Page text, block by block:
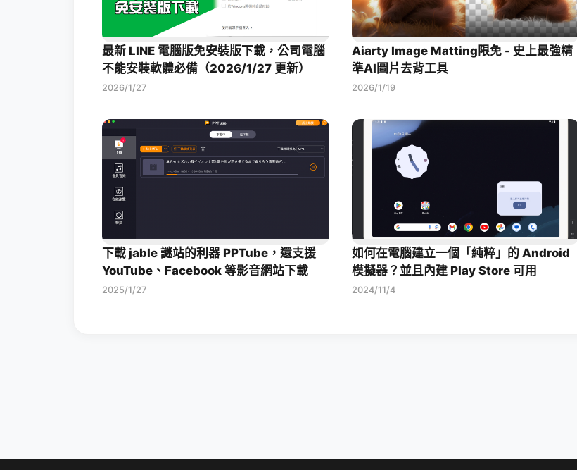
最新 LINE 電腦版免安裝版下載，公司電腦
不能安裝軟體必備（2026/1/27 更新）
2026/1/27
Aiarty Image Matting限免 - 史上最強精
準AI圖片去背工具
2026/1/19
下載 jable 謎站的利器 PPTube，還支援
YouTube、Facebook 等影音網站下載
2025/1/27
如何在電腦建立一個「純粹」的 Android
模擬器？並且內建 Play Store 可用
2024/11/4